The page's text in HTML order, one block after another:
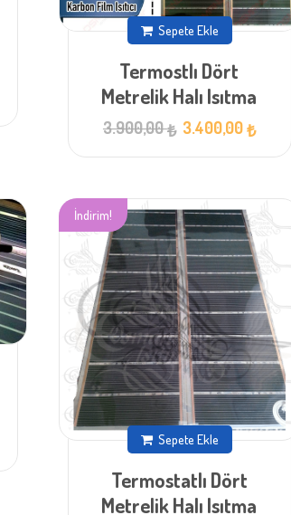
Sepete Ekle
Termostlı Dört
Metrelik Halı Isıtma
3.900,00₺
Orijinal
fiyat:
3.400,00₺andaki
İndirim!
Sepete Ekle
Termostatlı Dört
Metrelik Halı Isıtma